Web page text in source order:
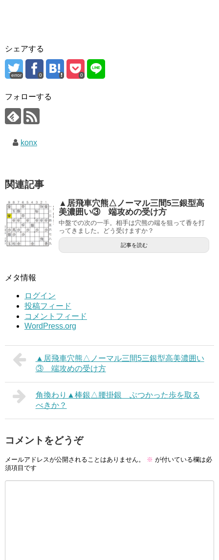
シェアする
error 0 0
フォローする
konx
関連記事
▲居飛車穴熊△ノーマル三間5三銀型高
美濃囲い③ 端攻めの受け方
中盤での次の一手。相手は穴熊の端を狙って香を打
ってきました。どう受けますか？
記事を読む
メタ情報
ログイン
投稿フィード
コメントフィード
WordPress.org
▲居飛車穴熊△ノーマル三間5三銀型高美濃囲い
③ 端攻めの受け方
角換わり▲棒銀△腰掛銀 ぶつかった歩を取る
べきか？
コメントをどうぞ
メールアドレスが公開されることはありません。 ※ が付いている欄は必
須項目です